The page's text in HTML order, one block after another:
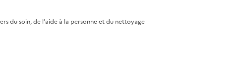
du soin, de l’aide à la personne et du nettoyage